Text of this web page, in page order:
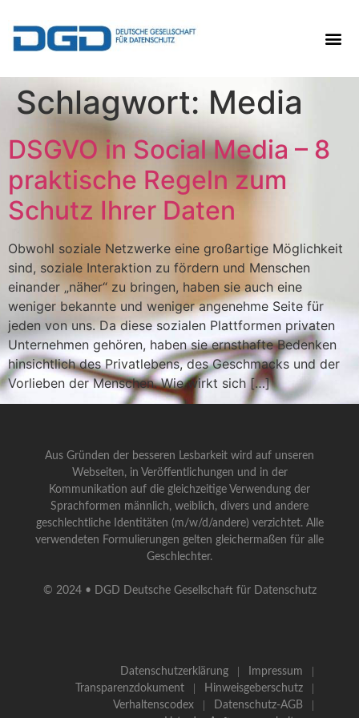
Schlagwort:Media
DSGVO in Social Media – 8
praktische Regeln zum
Schutz Ihrer Daten
Obwohl soziale Netzwerke eine großartige Möglichkeit
sind, soziale Interaktion zu fördern und Menschen
einander „näher“ zu bringen, haben sie auch eine
weniger bekannte und weniger angenehme Seite für
jeden von uns. Da diese sozialen Plattformen privaten
Unternehmen gehören, haben sie ernsthafte Bedenken
hinsichtlich des Privatlebens, des Geschmacks und der
Vorlieben der Menschen. Wie wirkt sich […]
Aus Gründen der besseren Lesbarkeit wird auf unseren
Webseiten, in Veröffentlichungen und in der
Kommunikation auf die gleichzeitige Verwendung der
Sprachformen männlich, weiblich, divers und andere
geschlechtliche Identitäten (m/w/d/andere) verzichtet. Alle
verwendeten Formulierungen gelten gleichermaßen für alle
Geschlechter.
© 2024 • DGD Deutsche Gesellschaft für Datenschutz
Datenschutzerklärung
Impressum
Transparenzdokument
Hinweisgeberschutz
Verhaltenscodex
Datenschutz-AGB